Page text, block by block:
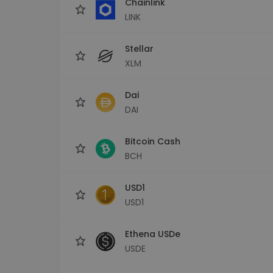
LINK
Stellar
XLM
Dai
DAI
Bitcoin Cash
BCH
USD1
USD1
Ethena USDe
USDE